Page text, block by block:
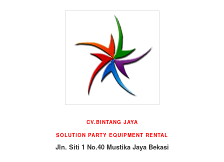
CV.BINTANG JAYA
SOLUTION PARTY EQUIPMENT RENTAL
Jln. Siti 1 No.40 Mustika Jaya Bekasi